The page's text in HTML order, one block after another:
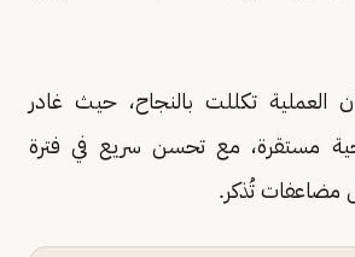
العملية تكللت بالنجاح، حيث غادر
مستقرة، مع تحسن سريع في فترة
مضاعفات تُذكر.